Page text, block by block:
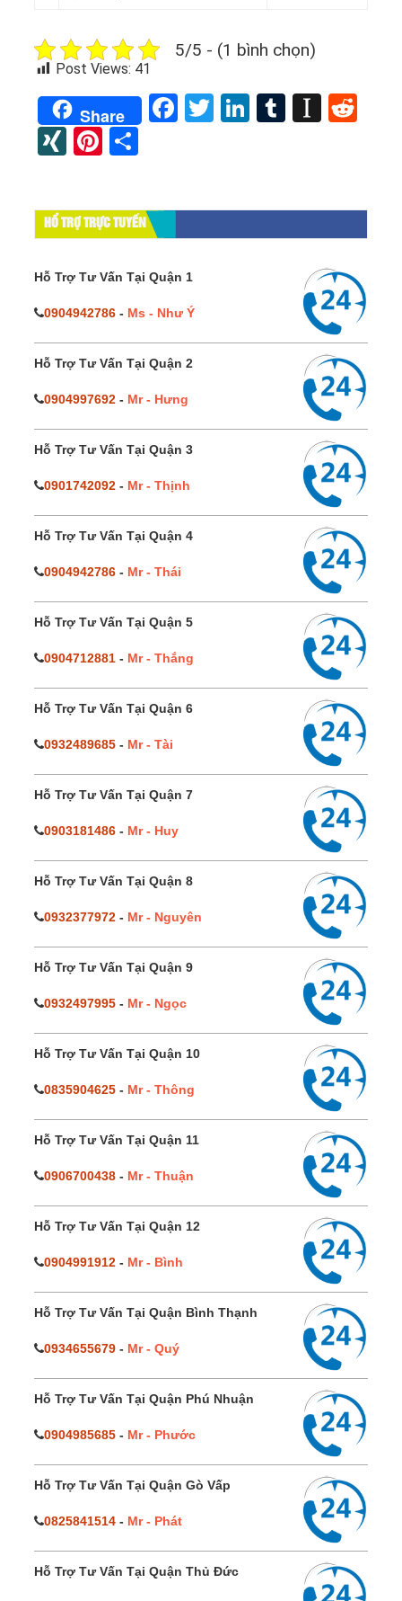
5/5 - (1 bình chọn)
Post Views: 41
Share Facebook
TwitterLinkedIn
Tumblr
XINGPinterest
HỔ TRỢ TRỰC TUYẾN
Hỗ Trợ Tư Vấn Tại Quận 1
0904942786 - Ms - Như Ý
Hỗ Trợ Tư Vấn Tại Quận 2
0904997692 - Mr - Hưng
Hỗ Trợ Tư Vấn Tại Quận 3
0901742092 - Mr - Thịnh
Hỗ Trợ Tư Vấn Tại Quận 4
0904942786 - Mr - Thái
Hỗ Trợ Tư Vấn Tại Quận 5
0904712881 - Mr - Thắng
Hỗ Trợ Tư Vấn Tại Quận 6
0932489685 - Mr - Tài
Hỗ Trợ Tư Vấn Tại Quận 7
0903181486 - Mr - Huy
Hỗ Trợ Tư Vấn Tại Quận 8
0932377972 - Mr - Nguyên
Hỗ Trợ Tư Vấn Tại Quận 9
0932497995 - Mr - Ngọc
Hỗ Trợ Tư Vấn Tại Quận 10
0835904625 - Mr - Thông
Hỗ Trợ Tư Vấn Tại Quận 11
0906700438 - Mr - Thuận
Hỗ Trợ Tư Vấn Tại Quận 12
0904991912 - Mr - Bình
Hỗ Trợ Tư Vấn Tại Quận Bình Thạnh
0934655679 - Mr - Quý
Hỗ Trợ Tư Vấn Tại Quận Phú Nhuận
0904985685 - Mr - Phước
Hỗ Trợ Tư Vấn Tại Quận Gò Vấp
0825841514 - Mr - Phát
Hỗ Trợ Tư Vấn Tại Quận Thủ Đức